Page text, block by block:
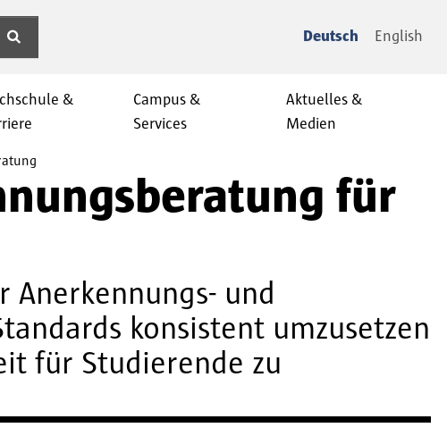
search Deutsch English
&
Campus &
Services
Aktuelles &
Medien
für
Anerkennungs- und
konsistent umzusetzen
für Studierende zu